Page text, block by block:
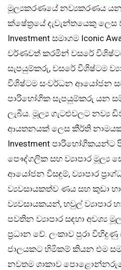
මූල්‍යකරණයේ නව්‍යකරණය යන
ක්ෂේත්‍රයේ දැවැන්තයෙකු ලෙස
Investment සමාගම Iconic
වර්ණවත් කරමින් වසරේ
සැපයුම්කරු, වසරේ විශිෂ්ටම
විශිෂ්ටම සංවර්ධන ආයෝජන
පාරිභෝගික සැපයුම්කරු යන
ලැබීය. මූල්‍ය ගැටළුවලට නව්‍ය
ආයතනයක් ලෙස කීර්ති නාමයක්
Investment පාරිභෝගිකයන්ට
පෞද්ගලික සහ ව්‍යාපාර මූල්‍ය
ආයෝජන විසඳුම්, ව්‍යාපාර
ව්‍යවසායකත්ව ණය සහ කුඩා
ව්‍යවසායකයන්, හවුල් ව්‍යාපාර
පවතින ව්‍යාපාර සඳහා අවශ්‍ය
ප්‍රධාන වේ. ලංකාව පුරා
ජාලයකට හිමිකම් කියන එම
නවතම ශාකාව